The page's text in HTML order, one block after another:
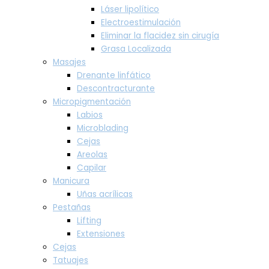
Láser lipolítico
Electroestimulación
Eliminar la flacidez sin cirugía
Grasa Localizada
Masajes
Drenante linfático
Descontracturante
Micropigmentación
Labios
Microblading
Cejas
Areolas
Capilar
Manicura
Uñas acrílicas
Pestañas
Lifting
Extensiones
Cejas
Tatuajes